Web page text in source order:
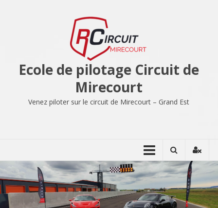
Ecole de pilotage Circuit de
Mirecourt
Venez piloter sur le circuit de Mirecourt – Grand Est